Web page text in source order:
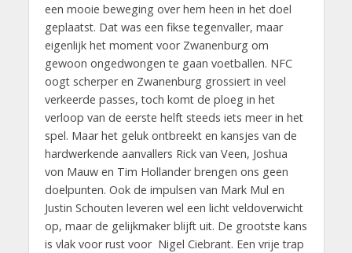
een mooie beweging over hem heen in het doel
geplaatst. Dat was een fikse tegenvaller, maar
eigenlijk het moment voor Zwanenburg om
gewoon ongedwongen te gaan voetballen. NFC
oogt scherper en Zwanenburg grossiert in veel
verkeerde passes, toch komt de ploeg in het
verloop van de eerste helft steeds iets meer in het
spel. Maar het geluk ontbreekt en kansjes van de
hardwerkende aanvallers Rick van Veen, Joshua
von Mauw en Tim Hollander brengen ons geen
doelpunten. Ook de impulsen van Mark Mul en
Justin Schouten leveren wel een licht veldoverwicht
op, maar de gelijkmaker blijft uit. De grootste kans
is vlak voor rust voor Nigel Ciebrant. Een vrije trap